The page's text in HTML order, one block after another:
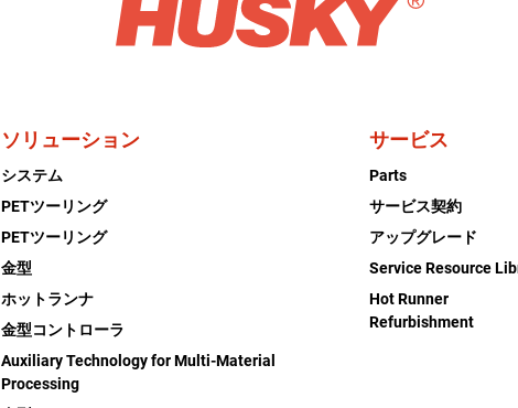
ソリューション
システム
PETツーリング
PETツーリング
金型
ホットランナ
金型コントローラ
Auxiliary Technology for Multi-Material
Processing
サービス
Parts
サービス契約
アップグレード
Service Resource
Hot Runner
Refurbishment